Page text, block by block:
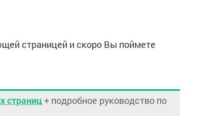
страницей и скоро Вы поймете
страниц+ подробное руководство по